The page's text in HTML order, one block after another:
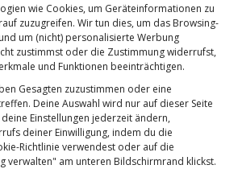
wie Cookies, um Geräteinformationen zu
zuzugreifen. Wir tun dies, um das Browsing-
um (nicht) personalisierte Werbung
zustimmst oder die Zustimmung widerrufst,
und Funktionen beeinträchtigen.
Gesagten zuzustimmen oder eine
Deine Auswahl wird nur auf dieser Seite
Einstellungen jederzeit ändern,
deiner Einwilligung, indem du die
Richtlinie verwendest oder auf die
verwalten" am unteren Bildschirmrand klickst.